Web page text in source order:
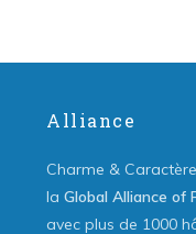
Alliance
Charme &
laGlobal Alliance of
avec plus de 1000